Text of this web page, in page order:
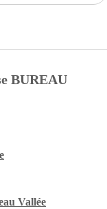
BUREAU
Vallée